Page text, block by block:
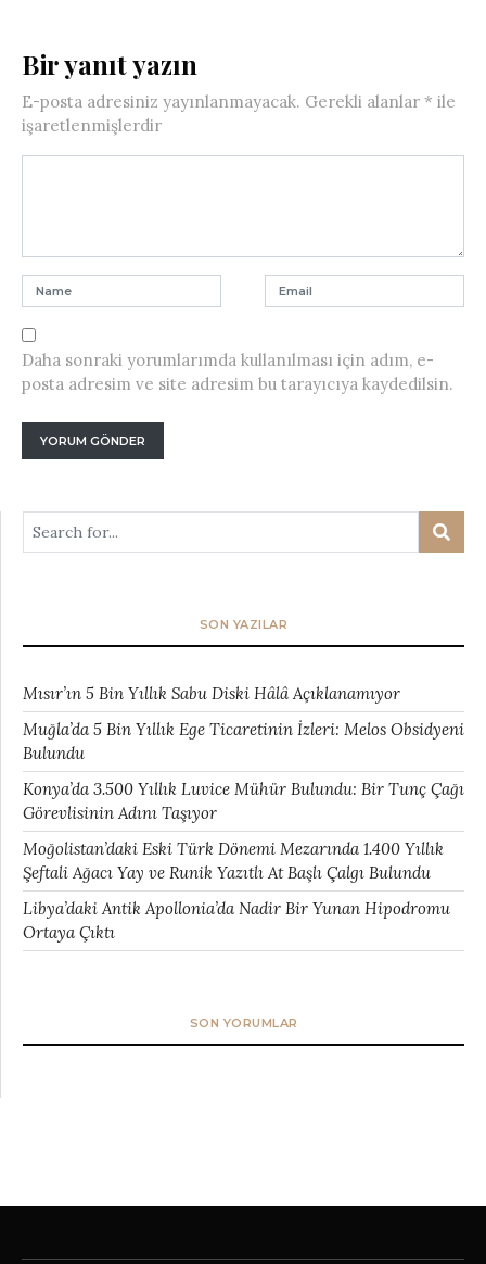
Bir yanıt yazın
E-posta adresiniz yayınlanmayacak. Gerekli alanlar * ile
işaretlenmişlerdir
Daha sonraki yorumlarımda kullanılması için adım, e-
posta adresim ve site adresim bu tarayıcıya kaydedilsin.
SON YAZILAR
Mısır’ın 5 Bin Yıllık Sabu Diski Hâlâ Açıklanamıyor
Muğla’da 5 Bin Yıllık Ege Ticaretinin İzleri: Melos Obsidyeni
Bulundu
Konya’da 3.500 Yıllık Luvice Mühür Bulundu: Bir Tunç Çağı
Görevlisinin Adını Taşıyor
Moğolistan’daki Eski Türk Dönemi Mezarında 1.400 Yıllık
Şeftali Ağacı Yay ve Runik Yazıtlı At Başlı Çalgı Bulundu
Libya’daki Antik Apollonia’da Nadir Bir Yunan Hipodromu
Ortaya Çıktı
SON YORUMLAR